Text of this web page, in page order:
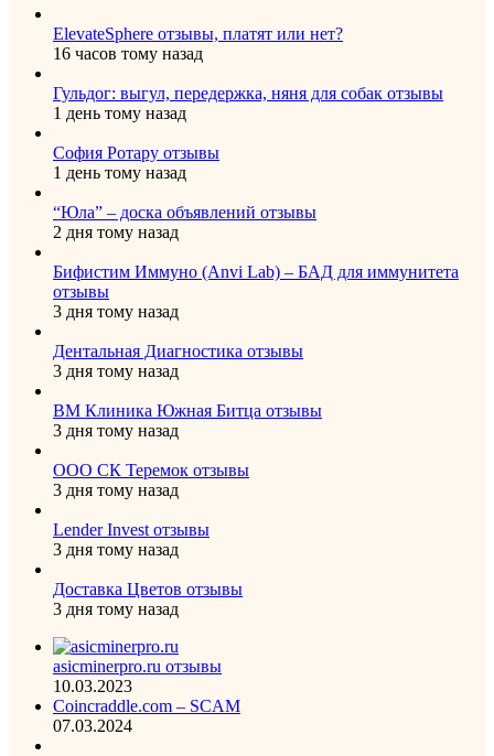
ElevateSphere отзывы, платят или нет?
16 часов тому назад
Гульдог: выгул, передержка, няня для собак отзывы
1 день тому назад
София Ротару отзывы
1 день тому назад
“Юла” – доска объявлений отзывы
2 дня тому назад
Бифистим Иммуно (Anvi Lab) – БАД для иммунитета
отзывы
3 дня тому назад
Дентальная Диагностика отзывы
3 дня тому назад
ВМ Клиника Южная Битца отзывы
3 дня тому назад
ООО СК Теремок отзывы
3 дня тому назад
Lender Invest отзывы
3 дня тому назад
Доставка Цветов отзывы
3 дня тому назад
asicminerpro.ru отзывы
10.03.2023
Coincraddle.com – SCAM
07.03.2024